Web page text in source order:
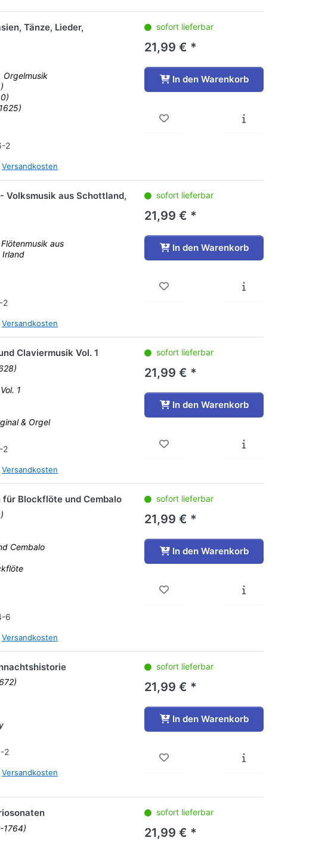
Tänze, Lieder,
Orgelmusik
2
Versandkosten
sofort lieferbar
21,99 € *
In den Warenkorb
Volksmusik aus Schottland,
aus
Irland
2
Versandkosten
sofort lieferbar
21,99 € *
In den Warenkorb
Claviermusik Vol. 1
1
& Orgel
2
Versandkosten
sofort lieferbar
21,99 € *
In den Warenkorb
für Blockflöte und Cembalo
Cembalo
6
Versandkosten
sofort lieferbar
21,99 € *
In den Warenkorb
2
Versandkosten
sofort lieferbar
21,99 € *
In den Warenkorb
1764)
sofort lieferbar
21,99 € *